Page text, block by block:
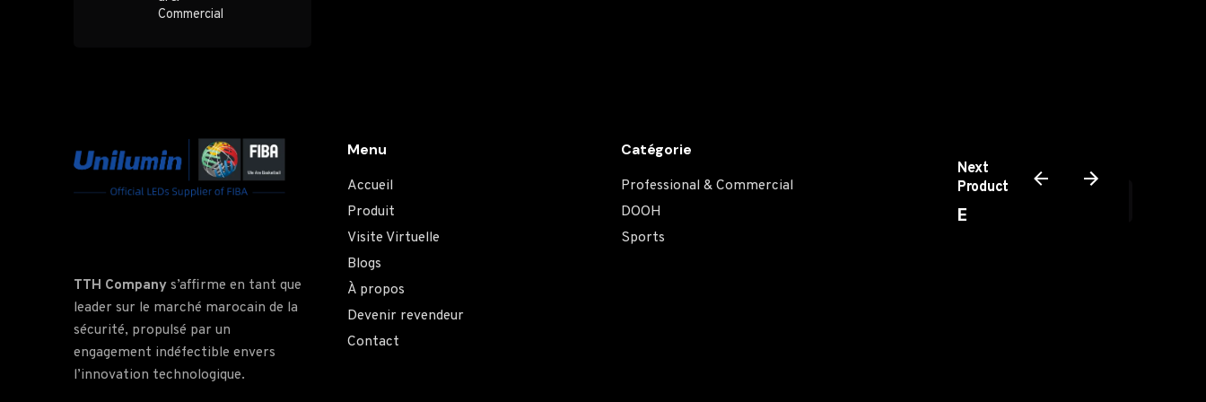
Submit ReviewCommercial
Next
Product
E
TTH Company s’affirme en tant que
leader sur le marché marocain de la
sécurité, propulsé par un
engagement indéfectible envers
l’innovation technologique.
Menu
Accueil
Produit
Visite Virtuelle
Blogs
À propos
Devenir revendeur
Contact
Catégorie
Professional & Commercial
DOOH
Sports